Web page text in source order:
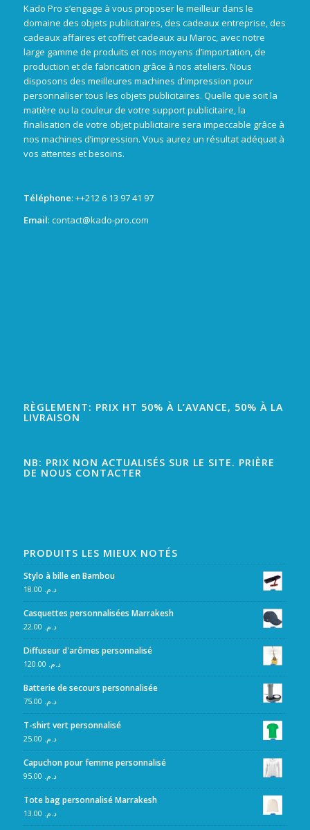
Kado Pro s’engage à vous proposer le meilleur dans le
domaine des objets publicitaires, des cadeaux entreprise, des
cadeaux affaires et coffret cadeaux au Maroc, avec notre
large gamme de produits et nos moyens d’importation, de
production et de fabrication grâce à nos ateliers. Nous
disposons des meilleures machines d’impression pour
personnaliser tous les objets publicitaires. Quelle que soit la
matière ou la couleur de votre support publicitaire, la
finalisation de votre objet publicitaire sera impeccable grâce à
nos machines d’impression. Vous aurez un résultat adéquat à
vos attentes et besoins.
Téléphone: ++212 6 13 97 41 97
Email: contact@kado-pro.com
RÈGLEMENT: PRIX HT 50% À L’AVANCE, 50% À LA
LIVRAISON
NB: PRIX NON ACTUALISÉS SUR LE SITE. PRIÈRE
DE NOUS CONTACTER
PRODUITS LES MIEUX NOTÉS
Stylo à bille en Bambou
د.م.
Casquettes personnalisées Marrakesh
د.م.
Diffuseur d'arômes personnalisé
د.م.
Batterie de secours personnalisée
د.م.
T-shirt vert personnalisé
د.م.
Capuchon pour femme personnalisé
د.م.
Tote bag personnalisé Marrakesh
د.م.